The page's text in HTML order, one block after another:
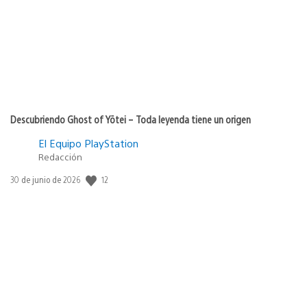
Descubriendo Ghost of Yōtei – Toda leyenda tiene un origen
El Equipo PlayStation
Redacción
Fecha
30 de junio de 2026 12